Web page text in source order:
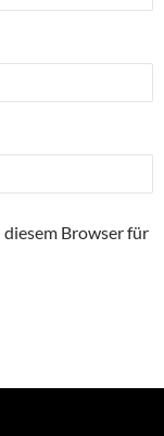
Browser für